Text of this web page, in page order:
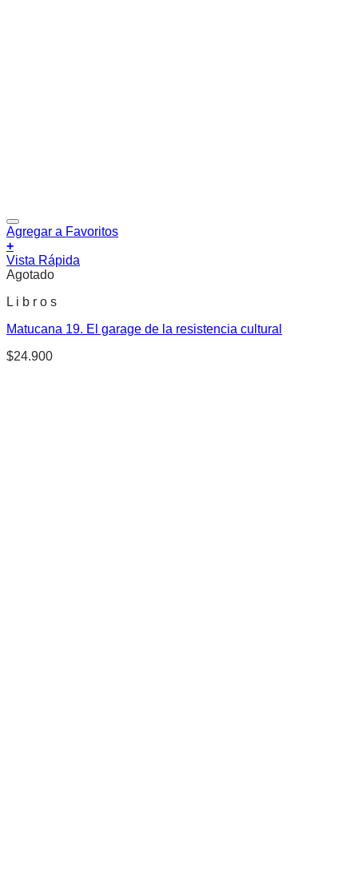
Agregar a Favoritos
+
Vista Rápida
Agotado
L i b r o s
Matucana 19. El garage de la resistencia cultural
$24.900